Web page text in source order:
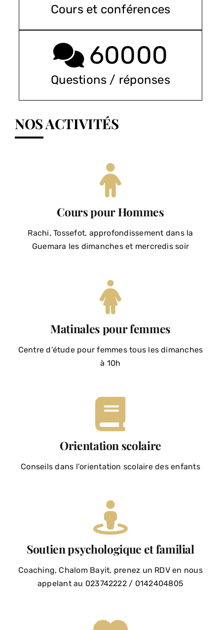
Cours et conférences
60000
Questions / réponses
NOS ACTIVITÉS
Cours pour Hommes
Rachi, Tossefot, approfondissement dans la
Guemara les dimanches et mercredis soir
Matinales pour femmes
Centre d’étude pour femmes tous les dimanches
à 10h
Orientation scolaire
Conseils dans l’orientation scolaire des enfants
Soutien psychologique et familial
Coaching, Chalom Bayit, prenez un RDV en nous
appelant au 023742222 / 0142404805